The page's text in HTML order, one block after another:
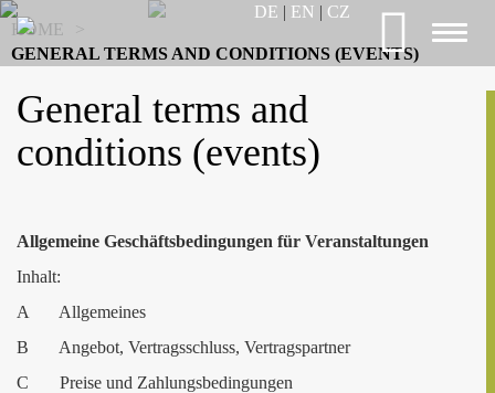
DE | EN | CZ
HOME
>
GENERAL TERMS AND CONDITIONS (EVENTS)
General terms and
conditions (events)
Allgemeine Geschäftsbedingungen für Veranstaltungen
Inhalt:
A Allgemeines
B Angebot, Vertragsschluss, Vertragspartner
C Preise und Zahlungsbedingungen